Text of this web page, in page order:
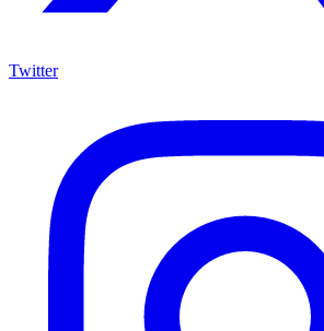
Twitter